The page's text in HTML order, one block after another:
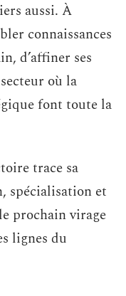
aussi. À
connaissances
d’affiner ses
où la
font toute la
trace sa
spécialisation et
prochain virage
lignes du